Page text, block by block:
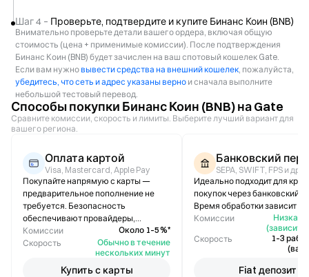
Шаг 4 – Проверьте, подтвердите и купите Бинанс Коин (BNB)
Внимательно проверьте детали вашего ордера, включая общую
стоимость (цена + применимые комиссии). После подтверждения
Бинанс Коин (BNB) будет зачислен на ваш спотовый кошелек Gate.
Если вам нужно вывести средства на внешний кошелек, пожалуйста,
убедитесь, что сеть и адрес указаны верно и сначала выполните
небольшой тестовый перевод.
Способы покупки Бинанс Коин (BNB) на Gate
Сравните комиссии, скорость и лимиты. Выберите лучший вариант для
вашего региона.
Оплата картой
Visa, Mastercard, Apple Pay
Покупайте напрямую с карты —
предварительное пополнение не
требуется. Безопасность
обеспечивают провайдеры,
соответствующие стандарту PCI-
DSS.
Комиссии
Около 1–5 %*
Скорость
Обычно в течение
нескольких минут
Купить с карты
Банковский
SEPA, SWIFT, FPS и др.
Идеально подходит для
покупок через банковский
Время обработки зависит от
Комиссии
Низкая /
(зависит
Скорость
1–3
Fiat депозит